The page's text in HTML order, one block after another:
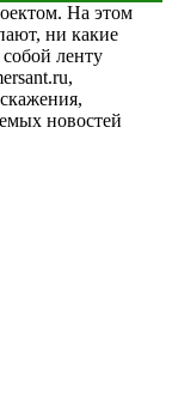
На этом
ни какие
ленту
новостей